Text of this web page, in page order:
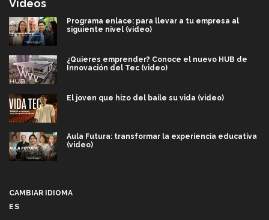
Videos
Programa enlace: para llevar a tu empresa al
siguiente nivel (video)
¿Quieres emprender? Conoce el nuevo HUB de
Innovación del Tec (video)
El joven que hizo del baile su vida (video)
Aula Futura: transformar la experiencia educativa
(video)
CAMBIAR IDIOMA
ES